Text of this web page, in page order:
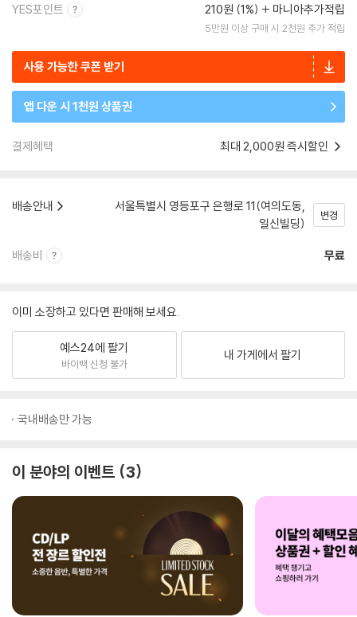
YES포인트 210원 (1%) 마니아추가적립
5만원 이상 구매 시 2천원 추가 적립
사용 가능한 쿠폰 받기
앱 다운 시 1천원 상품권
결제혜택 최대 2,000원 즉시할인
배송안내
서울특별시 영등포구 은행로 11(여의도동,
일신빌딩)
변경
배송비 무료
이미 소장하고 있다면 판매해 보세요.
예스24에 팔기
바이백 신청 불가
내 가게에서 팔기
국내배송만 가능
이 분야의 이벤트 3